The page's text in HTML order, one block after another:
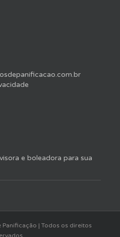
e boleadora para sua
Panificação | Todos os direitos